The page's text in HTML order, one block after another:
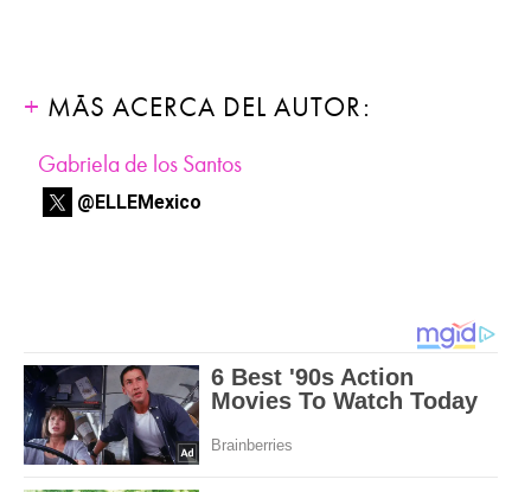
MÁS ACERCA DEL AUTOR:
Gabriela de los Santos
@ELLEMexico